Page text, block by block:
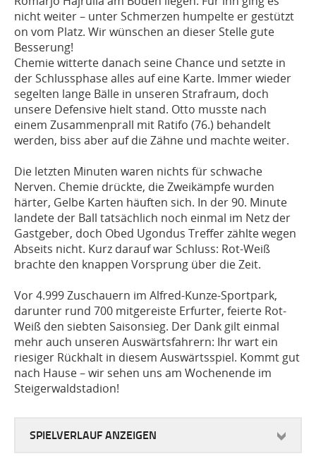
nicht weiter – unter Schmerzen humpelte er gestützt
on vom Platz. Wir wünschen an dieser Stelle gute
Besserung!
Chemie witterte danach seine Chance und setzte in
der Schlussphase alles auf eine Karte. Immer wieder
segelten lange Bälle in unseren Strafraum, doch
unsere Defensive hielt stand. Otto musste nach
einem Zusammenprall mit Ratifo (76.) behandelt
werden, biss aber auf die Zähne und machte weiter.
Die letzten Minuten waren nichts für schwache
Nerven. Chemie drückte, die Zweikämpfe wurden
härter, Gelbe Karten häuften sich. In der 90. Minute
landete der Ball tatsächlich noch einmal im Netz der
Gastgeber, doch Obed Ugondus Treffer zählte wegen
Abseits nicht. Kurz darauf war Schluss: Rot-Weiß
brachte den knappen Vorsprung über die Zeit.
Vor 4.999 Zuschauern im Alfred-Kunze-Sportpark,
darunter rund 700 mitgereiste Erfurter, feierte Rot-
Weiß den siebten Saisonsieg. Der Dank gilt einmal
mehr auch unseren Auswärtsfahrern: Ihr wart ein
riesiger Rückhalt in diesem Auswärtsspiel. Kommt gut
nach Hause – wir sehen uns am Wochenende im
Steigerwaldstadion!
SPIELVERLAUF ANZEIGEN